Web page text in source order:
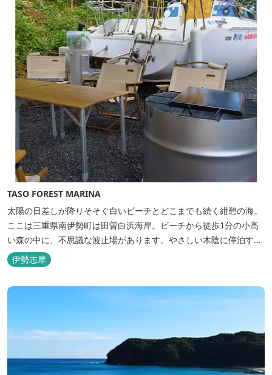
TASO FOREST MARINA
太陽の日差しが降りそそぐ白いビーチとどこまでも続く紺碧の海。
ここは三重県南伊勢町は田曽白浜海岸。ビーチから徒歩1分の小高
い森の中に、不思議な波止場があります。やさしい木陰に停泊する
のは3艇のヨット。日本初の森のマリーナです。 航海の気分高まる
インテリアは見た目からは想像できないほど広く、くつろぎの空
伊勢志摩